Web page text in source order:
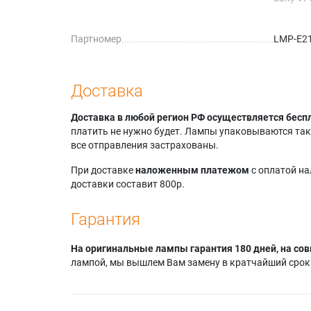
Sony
Sony
Sony
Sony
Партномер LMP-
Доставка
Доставка в любой регион РФ осуществляется
платить не нужно будет. Лампы упаковываются
все отправления застрахованы.
При доставкеналоженным платежом с оплатой
доставки составит 800р.
Гарантия
На оригинальные лампы гарантия 180 дней, на
лампой, мы вышлем Вам замену в кратчайший срок.